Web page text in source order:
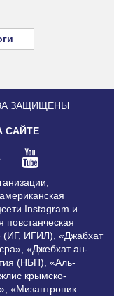
ЗАЩИЩЕНЫ
САЙТЕ
Instagram и
повстанческая
(ИГ, ИГИЛ), «Джабхат
«Джебхат ан-
(НБП), «Аль-
крымско-
«Мизантропик